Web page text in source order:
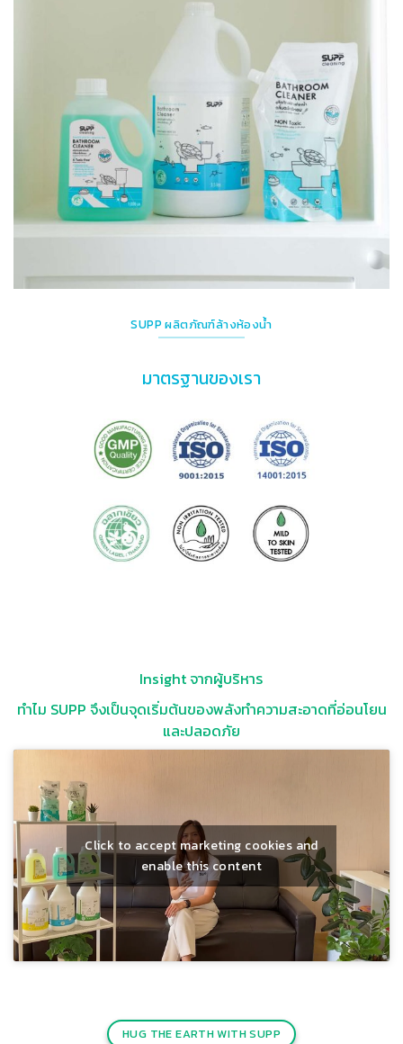
SUPP ผลิตภัณฑ์ล้างห้องน้ำ
มาตรฐานของเรา
Insight จากผู้บริหาร
ทำไม SUPP จึงเป็นจุดเริ่มต้นของพลังทำความสะอาดที่อ่อนโยน
และปลอดภัย
Click to accept marketing cookies and
enable this content
HUG THE EARTH WITH SUPP